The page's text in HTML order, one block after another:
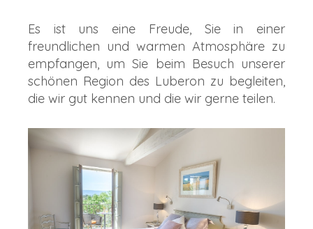
Es ist uns eine Freude, Sie in einer
freundlichen und warmen Atmosphäre zu
empfangen, um Sie beim Besuch unserer
schönen Region des Luberon zu begleiten,
die wir gut kennen und die wir gerne teilen.